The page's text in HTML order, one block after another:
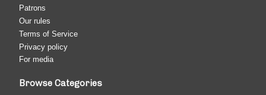
Patrons
Our rules
Terms of Service
Privacy policy
For media
Browse Categories